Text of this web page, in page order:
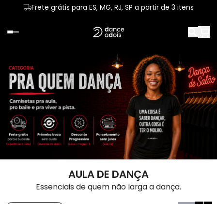
Frete grátis para ES, MG, RJ, SP a partir de 3 itens
AULA DE DANÇA
Essenciais de quem não larga a dança.